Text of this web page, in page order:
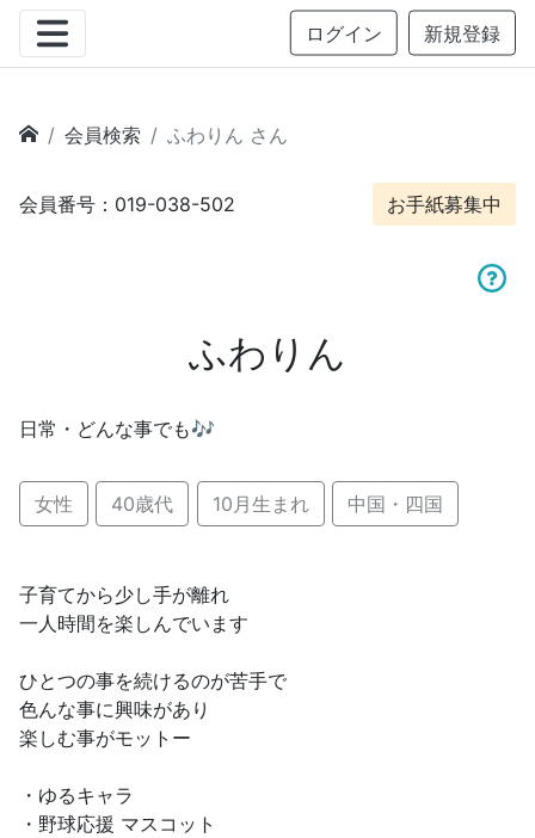
ログイン 新規登録
会員検索 ふわりん さん
会員番号：019-038-502 お手紙募集中
ふわりん
日常・どんな事でも🎶
女性 40歳代 10月生まれ 中国・四国
子育てから少し手が離れ
一人時間を楽しんでいます
ひとつの事を続けるのが苦手で
色んな事に興味があり
楽しむ事がモットー
・ゆるキャラ
・野球応援 マスコット